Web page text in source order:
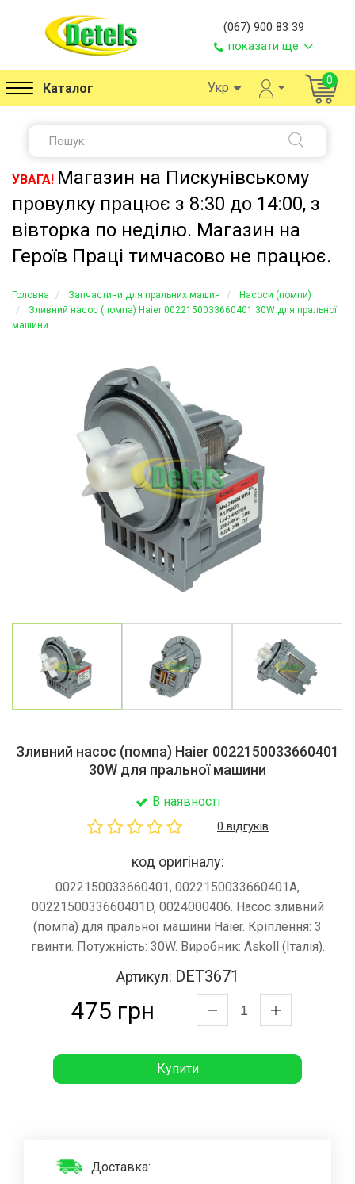
(067) 900 83 39
показати ще
Каталог Укр 0
УВАГА! Магазин на Пискунівському
провулку працює з 8:30 до 14:00, з
вівторка по неділю. Магазин на
Героїв Праці тимчасово не працює.
Головна Запчастини для пральних машин
Насоси (помпи)
Зливний насос (помпа) Haier 0022150033660401 30W для пральної
машини
Зливний насос (помпа) Haier 0022150033660401
30W для пральної машини
В наявності
0 відгуків
код оригіналу:
0022150033660401, 0022150033660401A,
0022150033660401D, 0024000406. Насос зливний
(помпа) для пральної машини Haier. Кріплення: 3
гвинти. Потужність: 30W. Виробник: Askoll (Італія).
Артикул: DET3671
475 грн
Купити
Доставка: